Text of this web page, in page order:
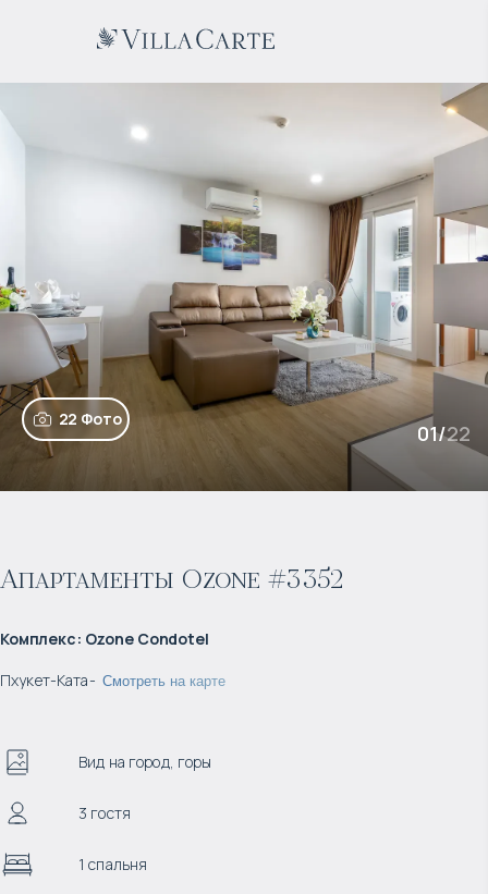
22 Фото
01/22
Апартаменты Ozone #3352
Комплекс: Ozone Condotel
Пхукет-Ката- Смотреть на карте
Вид на город, горы
3 гостя
1 спальня